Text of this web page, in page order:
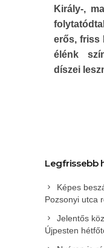
Király-,
erős, friss
élénk
díszei
Legfrissebb
Képes
Pozsonyi utca
Jelentős
Újpesten